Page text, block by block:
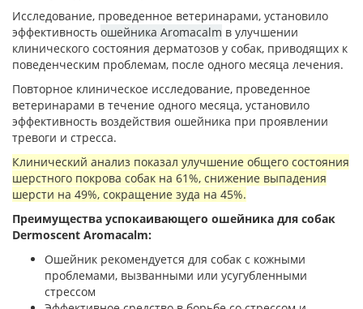
Исследование, проведенное ветеринарами, установило
эффективность ошейника Aromacalm в улучшении
клинического состояния дерматозов у ​​собак, приводящих к
поведенческим проблемам, после одного месяца лечения.
Повторное клиническое исследование, проведенное
ветеринарами в течение одного месяца, установило
эффективность воздействия ошейника при проявлении
тревоги и стресса.
Клинический анализ показал улучшение общего состояния
шерстного покрова собак на 61%, снижение выпадения
шерсти на 49%, сокращение зуда на 45%.
Преимущества успокаивающего ошейника для собак
Dermoscent Aromacalm:
Ошейник рекомендуется для собак с кожными
проблемами, вызванными или усугубленными
стрессом